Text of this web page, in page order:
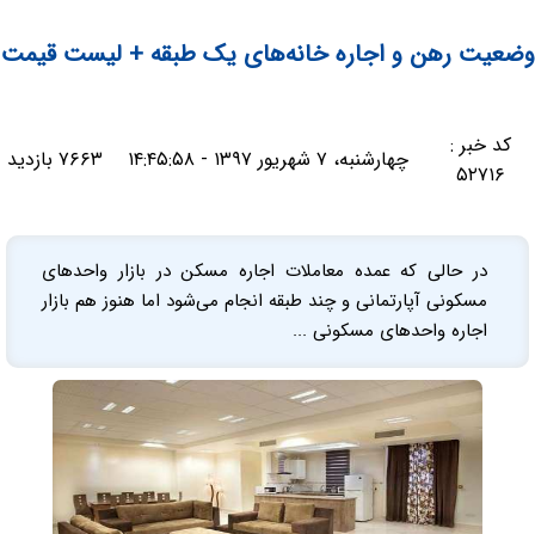
وضعیت رهن و اجاره خانه‌های یک طبقه + لیست قیمت
کد خبر :
۵۲۷۱۶
چهارشنبه، ۷ شهریور ۱۳۹۷ - ۱۴:۴۵:۵۸ ۷۶۶۳ بازدید
در حالی که عمده معاملات اجاره مسکن در بازار واحدهای
مسکونی آپارتمانی و چند طبقه انجام می‌شود اما هنوز هم بازار
اجاره واحدهای مسکونی ...